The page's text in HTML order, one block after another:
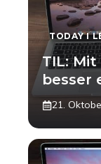
TODAY I
TIL: Mit
besser
21.